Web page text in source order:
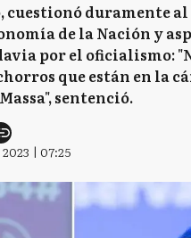
cuestionó duramente al
de la Nación y
por el oficialismo:
que están en la
sentenció.
| 07:25